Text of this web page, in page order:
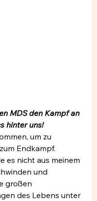
MDS den Kampf an
hinter uns!
um zu
Endkampf.
es nicht aus meinem
und
großen
des Lebens unter